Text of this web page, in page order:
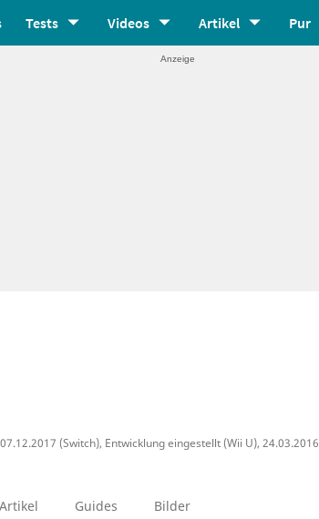
Tests Videos Artikel Pur
(Switch), Entwicklung eingestellt (Wii U), 24.03.2016
Artikel Guides Bilder